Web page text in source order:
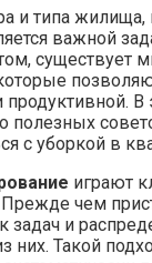
и типа
важной
существует
продуктивной. В
полезных
с уборкой в
играют
чем
задач и
них. Такой